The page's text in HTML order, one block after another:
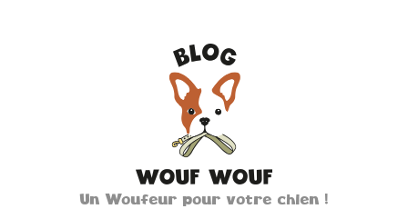
Un Woufeur pour votre chien !